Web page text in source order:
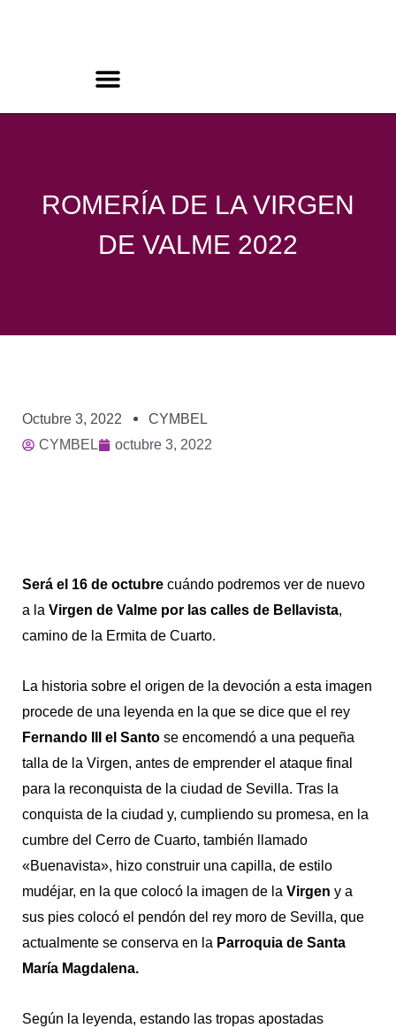
ROMERÍA DE LA VIRGEN
DE VALME 2022
Octubre 3, 2022
CYMBEL
CYMBEL
octubre 3, 2022
Será el 16 de octubre cuándo podremos ver de nuevo
a la Virgen de Valme por las calles de Bellavista,
camino de la Ermita de Cuarto.
La historia sobre el origen de la devoción a esta imagen
procede de una leyenda en la que se dice que el rey
Fernando III el Santo se encomendó a una pequeña
talla de la Virgen, antes de emprender el ataque final
para la reconquista de la ciudad de Sevilla. Tras la
conquista de la ciudad y, cumpliendo su promesa, en la
cumbre del Cerro de Cuarto, también llamado
«Buenavista», hizo construir una capilla, de estilo
mudéjar, en la que colocó la imagen de la Virgen y a
sus pies colocó el pendón del rey moro de Sevilla, que
actualmente se conserva en la Parroquia de Santa
María Magdalena.
Según la leyenda, estando las tropas apostadas